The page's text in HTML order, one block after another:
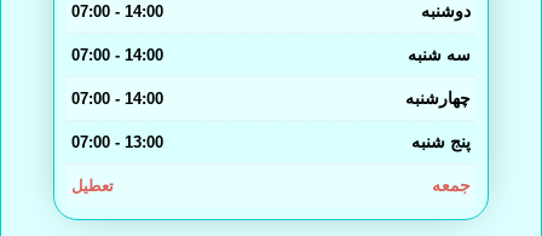
دوشنبه 14:00 - 07:00
سه شنبه 14:00 - 07:00
چهارشنبه 14:00 - 07:00
پنج شنبه 13:00 - 07:00
جمعه تعطیل